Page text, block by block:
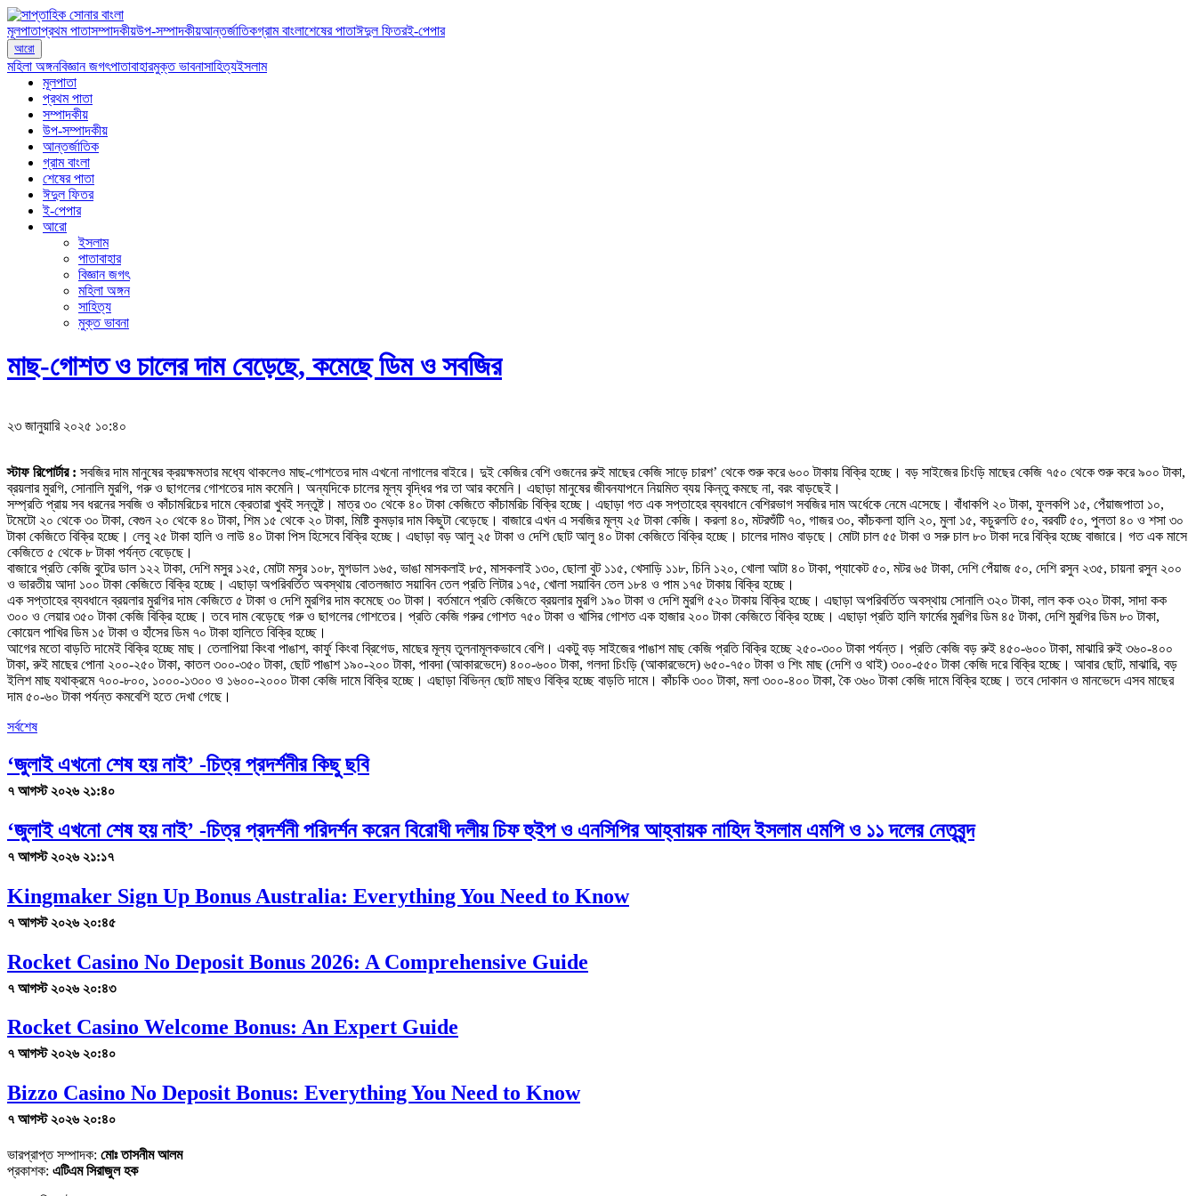
মূলপাতাপ্রথম পাতাসম্পাদকীয়উপ-সম্পাদকীয়আন্তর্জাতিকগ্রাম বাংলাশেষের পাতাঈদুল ফিতরই-পেপার
আরো
মহিলা অঙ্গনবিজ্ঞান জগৎপাতাবাহারমুক্ত ভাবনাসাহিত্যইসলাম
মূলপাতা
প্রথম পাতা
সম্পাদকীয়
উপ-সম্পাদকীয়
আন্তর্জাতিক
গ্রাম বাংলা
শেষের পাতা
ঈদুল ফিতর
ই-পেপার
আরো
ইসলাম
পাতাবাহার
বিজ্ঞান জগৎ
মহিলা অঙ্গন
সাহিত্য
মুক্ত ভাবনা
মাছ-গোশত ও চালের দাম বেড়েছে, কমেছে ডিম ও সবজির
২৩ জানুয়ারি ২০২৫ ১০:৪০
স্টাফ রিপোর্টার : সবজির দাম মানুষের ক্রয়ক্ষমতার মধ্যে থাকলেও মাছ-গোশতের দাম এখনো নাগালের বাইরে। দুই কেজির বেশি ওজনের রুই মাছের কেজি সাড়ে চারশ’ থেকে শুরু করে ৬০০ টাকায় বিক্রি হচ্ছে। বড় সাইজের চিংড়ি মাছের কেজি ৭৫০ থেকে শুরু করে ৯০০ টাকা,
ব্রয়লার মুরগি, সোনালি মুরগি, গরু ও ছাগলের গোশতের দাম কমেনি। অন্যদিকে চালের মূল্য বৃদ্ধির পর তা আর কমেনি। এছাড়া মানুষের জীবনযাপনে নিয়মিত ব্যয় কিন্তু কমছে না, বরং বাড়ছেই।
সম্প্রতি প্রায় সব ধরনের সবজি ও কাঁচামরিচের দামে ক্রেতারা খুবই সন্তুষ্ট। মাত্র ৩০ থেকে ৪০ টাকা কেজিতে কাঁচামরিচ বিক্রি হচ্ছে। এছাড়া গত এক সপ্তাহের ব্যবধানে বেশিরভাগ সবজির দাম অর্ধেকে নেমে এসেছে। বাঁধাকপি ২০ টাকা, ফুলকপি ১৫, পেঁয়াজপাতা ১০,
টমেটো ২০ থেকে ৩০ টাকা, বেগুন ২০ থেকে ৪০ টাকা, শিম ১৫ থেকে ২০ টাকা, মিষ্টি কুমড়ার দাম কিছুটা বেড়েছে। বাজারে এখন এ সবজির মূল্য ২৫ টাকা কেজি। করলা ৪০, মটরশুঁটি ৭০, গাজর ৩০, কাঁচকলা হালি ২০, মুলা ১৫, কচুরলতি ৫০, বরবটি ৫০, পুলতা ৪০ ও শসা ৩০
টাকা কেজিতে বিক্রি হচ্ছে। লেবু ২৫ টাকা হালি ও লাউ ৪০ টাকা পিস হিসেবে বিক্রি হচ্ছে। এছাড়া বড় আলু ২৫ টাকা ও দেশি ছোট আলু ৪০ টাকা কেজিতে বিক্রি হচ্ছে। চালের দামও বাড়ছে। মোটা চাল ৫৫ টাকা ও সরু চাল ৮০ টাকা দরে বিক্রি হচ্ছে বাজারে। গত এক মাসে
কেজিতে ৫ থেকে ৮ টাকা পর্যন্ত বেড়েছে।
বাজারে প্রতি কেজি বুটের ডাল ১২২ টাকা, দেশি মসুর ১২৫, মোটা মসুর ১০৮, মুগডাল ১৬৫, ভাঙা মাসকলাই ৮৫, মাসকলাই ১৩০, ছোলা বুট ১১৫, খেসাড়ি ১১৮, চিনি ১২০, খোলা আটা ৪০ টাকা, প্যাকেট ৫০, মটর ৬৫ টাকা, দেশি পেঁয়াজ ৫০, দেশি রসুন ২৩৫, চায়না রসুন ২০০
ও ভারতীয় আদা ১০০ টাকা কেজিতে বিক্রি হচ্ছে। এছাড়া অপরিবর্তিত অবস্থায় বোতলজাত সয়াবিন তেল প্রতি লিটার ১৭৫, খোলা সয়াবিন তেল ১৮৪ ও পাম ১৭৫ টাকায় বিক্রি হচ্ছে।
এক সপ্তাহের ব্যবধানে ব্রয়লার মুরগির দাম কেজিতে ৫ টাকা ও দেশি মুরগির দাম কমেছে ৩০ টাকা। বর্তমানে প্রতি কেজিতে ব্রয়লার মুরগি ১৯০ টাকা ও দেশি মুরগি ৫২০ টাকায় বিক্রি হচ্ছে। এছাড়া অপরিবর্তিত অবস্থায় সোনালি ৩২০ টাকা, লাল কক ৩২০ টাকা, সাদা কক
৩০০ ও লেয়ার ৩৫০ টাকা কেজি বিক্রি হচ্ছে। তবে দাম বেড়েছে গরু ও ছাগলের গোশতের। প্রতি কেজি গরুর গোশত ৭৫০ টাকা ও খাসির গোশত এক হাজার ২০০ টাকা কেজিতে বিক্রি হচ্ছে। এছাড়া প্রতি হালি ফার্মের মুরগির ডিম ৪৫ টাকা, দেশি মুরগির ডিম ৮০ টাকা,
কোয়েল পাখির ডিম ১৫ টাকা ও হাঁসের ডিম ৭০ টাকা হালিতে বিক্রি হচ্ছে।
আগের মতো বাড়তি দামেই বিক্রি হচ্ছে মাছ। তেলাপিয়া কিংবা পাঙাশ, কার্ফু কিংবা ব্রিগেড, মাছের মূল্য তুলনামূলকভাবে বেশি। একটু বড় সাইজের পাঙাশ মাছ কেজি প্রতি বিক্রি হচ্ছে ২৫০-৩০০ টাকা পর্যন্ত। প্রতি কেজি বড় রুই ৪৫০-৬০০ টাকা, মাঝারি রুই ৩৬০-৪০০
টাকা, রুই মাছের পোনা ২০০-২৫০ টাকা, কাতল ৩০০-৩৫০ টাকা, ছোট পাঙাশ ১৯০-২০০ টাকা, পাবদা (আকারভেদে) ৪০০-৬০০ টাকা, গলদা চিংড়ি (আকারভেদে) ৬৫০-৭৫০ টাকা ও শিং মাছ (দেশি ও থাই) ৩০০-৫৫০ টাকা কেজি দরে বিক্রি হচ্ছে। আবার ছোট, মাঝারি, বড়
ইলিশ মাছ যথাক্রমে ৭০০-৮০০, ১০০০-১৩০০ ও ১৬০০-২০০০ টাকা কেজি দামে বিক্রি হচ্ছে। এছাড়া বিভিন্ন ছোট মাছও বিক্রি হচ্ছে বাড়তি দামে। কাঁচকি ৩০০ টাকা, মলা ৩০০-৪০০ টাকা, কৈ ৩৬০ টাকা কেজি দামে বিক্রি হচ্ছে। তবে দোকান ও মানভেদে এসব মাছের
দাম ৫০-৬০ টাকা পর্যন্ত কমবেশি হতে দেখা গেছে।
সর্বশেষ
‘জুলাই এখনো শেষ হয় নাই’ -চিত্র প্রদর্শনীর কিছু ছবি
৭ আগস্ট ২০২৬ ২১:৪০
‘জুলাই এখনো শেষ হয় নাই’ -চিত্র প্রদর্শনী পরিদর্শন করেন বিরোধী দলীয় চিফ হুইপ ও এনসিপির আহ্বায়ক নাহিদ ইসলাম এমপি ও ১১ দলের নেতৃবৃন্দ
৭ আগস্ট ২০২৬ ২১:১৭
Kingmaker Sign Up Bonus Australia: Everything You Need to Know
৭ আগস্ট ২০২৬ ২০:৪৫
Rocket Casino No Deposit Bonus 2026: A Comprehensive Guide
৭ আগস্ট ২০২৬ ২০:৪৩
Rocket Casino Welcome Bonus: An Expert Guide
৭ আগস্ট ২০২৬ ২০:৪০
Bizzo Casino No Deposit Bonus: Everything You Need to Know
৭ আগস্ট ২০২৬ ২০:৪০
ভারপ্রাপ্ত সম্পাদক: মোঃ তাসনীম আলম
প্রকাশক: এটিএম সিরাজুল হক